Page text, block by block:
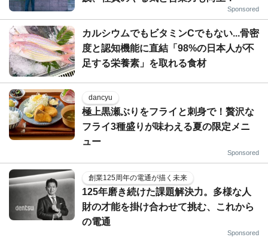
Sponsored
カルシウムでもビタミンCでもない...骨密
度と認知機能に直結「98%の日本人が不
足する栄養素」を取れる食材
dancyu
極上黒瀬ぶりをフライと刺身で！贅沢な
フライ3種盛りが味わえる夏の限定メニ
ュー
Sponsored
創業125周年の電通が描く未来
125年磨き続けた課題解決力。多様な人
財の才能を掛け合わせて挑む、これから
の電通
Sponsored